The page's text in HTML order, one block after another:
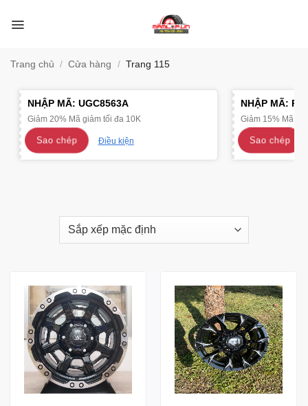
qua
Trang chủ / Cửa hàng / Trang 115
NHẬP MÃ: UGC8563A
Giảm 20% Mã giảm tối đa 10K
Sao chép Điều kiện
NHẬP MÃ:
Giảm 15% Mã
Sao chép